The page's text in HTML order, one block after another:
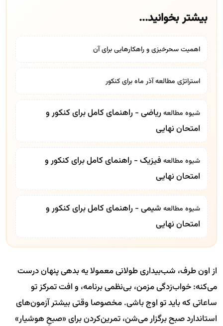
بیشتر بخوانید...
اهمیت سحرخیزی و راهکارهایی برای آن
استراتژی مطالعه آذر ماه برای کنکور
شیوه مطالعهریاضی - راهنمای کامل برای کنکور و
امتحان نهایی
شیوه مطالعه فیزیک - راهنمای کامل برای کنکور و
امتحان نهایی
شیوه مطالعه شیمی - راهنمای کامل برای کنکور و
امتحان نهایی
از اون طرف، شب‌بیداری طولانی معمولا یه بدهی پنهان درست
می‌کنه: خواب‌زدگی مزمن، بی‌نظمی برنامه، و افت تمرکز تو
ساعاتی که باید تو اوج باشی. مخصوصا وقتی بیشتر آزمون‌های
استاندارد صبح برگزار می‌شن، تمرین‌کردن برای «صبحِ هوشیار»